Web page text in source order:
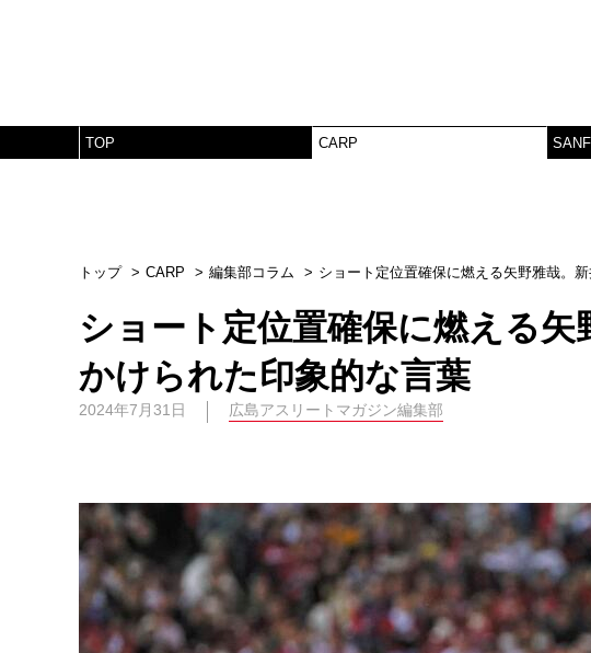
TOP CARP
トップ CARP 編集部コラム ショート定位置確保に燃える矢野雅哉。
ショート定位置確保に燃える矢
かけられた印象的な言葉
2024年7月31日 広島アスリートマガジン編集部